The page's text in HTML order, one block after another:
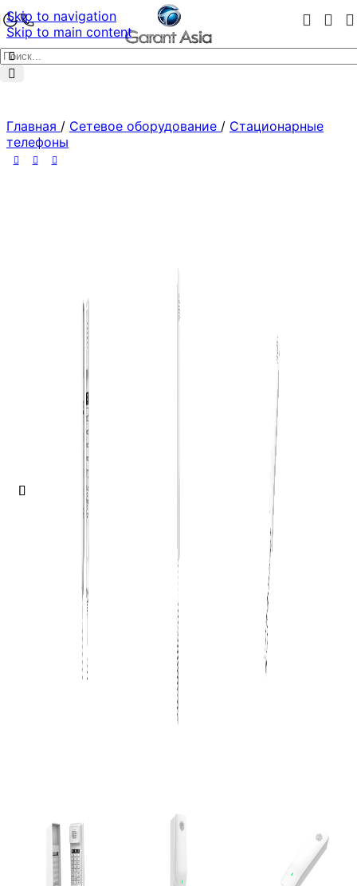
Skip to navigation
Skip to main content
Главная / Сетевое оборудование / Стационарные
телефоны